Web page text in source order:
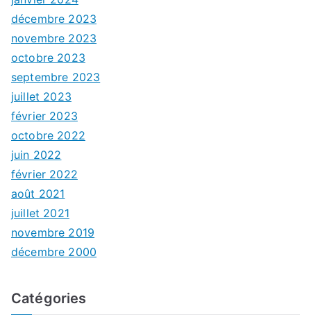
décembre 2023
novembre 2023
octobre 2023
septembre 2023
juillet 2023
février 2023
octobre 2022
juin 2022
février 2022
août 2021
juillet 2021
novembre 2019
décembre 2000
Catégories